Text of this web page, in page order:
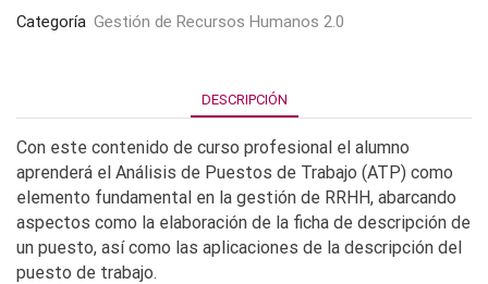
Categoría Gestión de Recursos Humanos 2.0
DESCRIPCIÓN
Con este contenido de curso profesional el alumno
aprenderá el Análisis de Puestos de Trabajo (ATP) como
elemento fundamental en la gestión de RRHH, abarcando
aspectos como la elaboración de la ficha de descripción de
un puesto, así como las aplicaciones de la descripción del
puesto de trabajo.